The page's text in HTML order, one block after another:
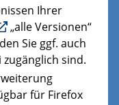
Ihrer
„alle Versionen“
Sie ggf. auch
sind.
für Firefox